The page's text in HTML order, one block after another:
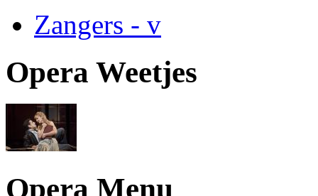
Zangers - v
Opera Weetjes
Opera Menu